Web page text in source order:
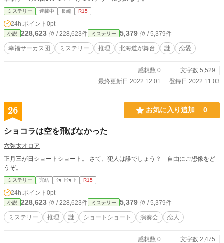
ミステリー 連載中 長編 R15
24h.ポイント 0pt
小説 228,623 位 / 228,623件 ミステリー 5,379 位 / 5,379件
幸福サーカス団 ミステリー 推理 北海道が舞台 謎 恋愛
感想数 0
文字数 5,529
最終更新日 2022.12.01
登録日 2022.11.03
26 お気に入り追加 0
ショコラは空を飛ばなかった
六弥太オロア
正月三が日ショートショート。 さて、犯人は誰でしょう？ 自由にご想像をど
うぞ。
ミステリー 完結 ｼｮｰﾄｼｮｰﾄ R15
24h.ポイント 0pt
小説 228,623 位 / 228,623件 ミステリー 5,379 位 / 5,379件
ミステリー 推理 謎 ショートショート 演奏会 恋人
感想数 0
文字数 2,475